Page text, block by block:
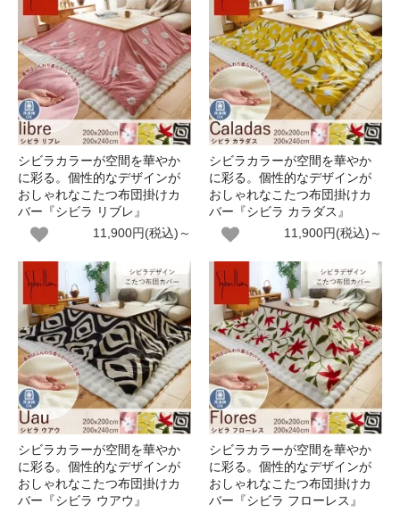
シビラカラーが空間を華やか
に彩る。個性的なデザインが
おしゃれなこたつ布団掛けカ
バー『シビラ リブレ』
11,900円(税込)～
シビラカラーが空間を華やか
に彩る。個性的なデザインが
おしゃれなこたつ布団掛けカ
バー『シビラ カラダス』
11,900円(税込)～
シビラカラーが空間を華やか
に彩る。個性的なデザインが
おしゃれなこたつ布団掛けカ
バー『シビラ ウアウ』
シビラカラーが空間を華やか
に彩る。個性的なデザインが
おしゃれなこたつ布団掛けカ
バー『シビラ フローレス』